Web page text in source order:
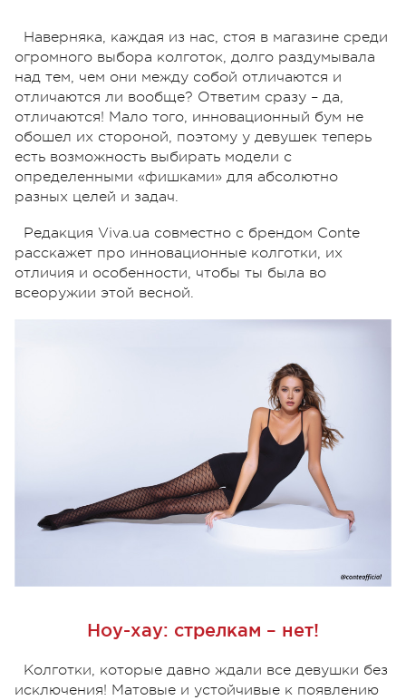
Наверняка, каждая из нас, стоя в магазине среди
огромного выбора колготок, долго раздумывала
над тем, чем они между собой отличаются и
отличаются ли вообще? Ответим сразу – да,
отличаются! Мало того, инновационный бум не
обошел их стороной, поэтому у девушек теперь
есть возможность выбирать модели с
определенными «фишками» для абсолютно
разных целей и задач.
Редакция Viva.ua совместно с брендом Conte
расскажет про инновационные колготки, их
отличия и особенности, чтобы ты была во
всеоружии этой весной.
Ноу-хау: стрелкам – нет!
Колготки, которые давно ждали все девушки без
исключения! Матовые и устойчивые к появлению